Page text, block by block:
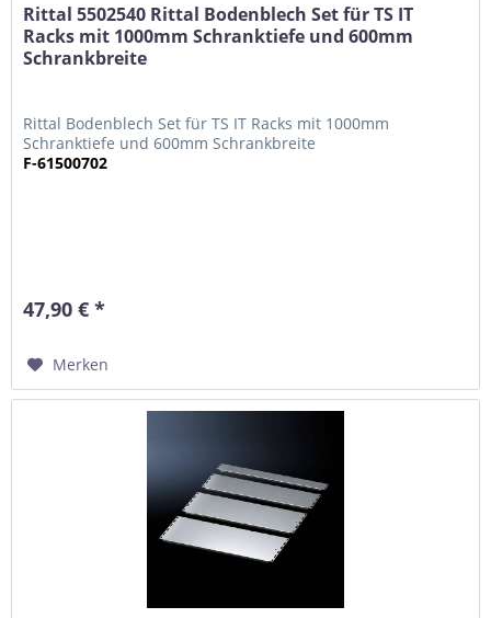
Rittal 5502540 Rittal Bodenblech Set für TS IT
Racks mit 1000mm Schranktiefe und 600mm
Schrankbreite
Rittal Bodenblech Set für TS IT Racks mit 1000mm
Schranktiefe und 600mm Schrankbreite
F-61500702
47,90 € *
Merken